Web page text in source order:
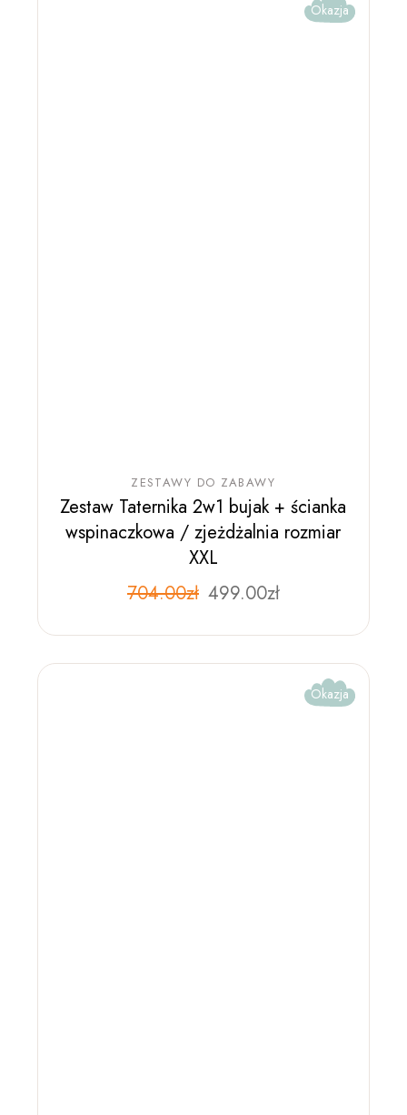
Okazja
ZESTAWY DO ZABAWY
Zestaw Taternika 2w1 bujak + ścianka
wspinaczkowa / zjeżdżalnia rozmiar
XXL
704.00zł 499.00zł
Okazja